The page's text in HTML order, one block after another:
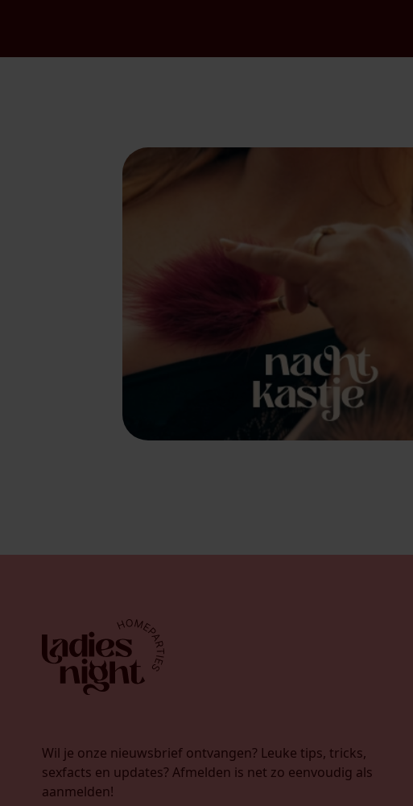
Wil je onze nieuwsbrief ontvangen? Leuke tips, tricks,
sexfacts en updates? Afmelden is net zo eenvoudig als
aanmelden!